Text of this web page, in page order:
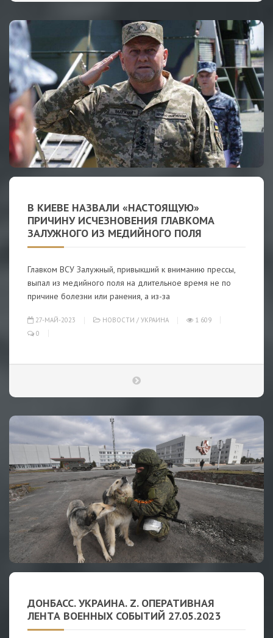
В КИЕВЕ НАЗВАЛИ «НАСТОЯЩУЮ»
ПРИЧИНУ ИСЧЕЗНОВЕНИЯ ГЛАВКОМА
ЗАЛУЖНОГО ИЗ МЕДИЙНОГО ПОЛЯ
Главком ВСУ Залужный, привыкший к вниманию прессы,
выпал из медийного поля на длительное время не по
причине болезни или ранения, а из-за
27-МАЙ-2023 НОВОСТИ / УКРАИНА
1 609
0
ДОНБАСС. УКРАИНА. Z. ОПЕРАТИВНАЯ
ЛЕНТА ВОЕННЫХ СОБЫТИЙ 27.05.2023